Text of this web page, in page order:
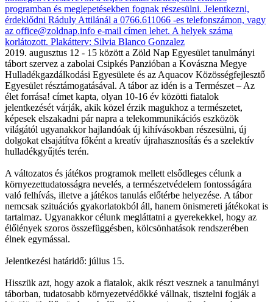
2019. augusztus 12 - 15 között a Zöld Nap Egyesület tanulmányi
tábort szervez a zabolai Csipkés Panzióban a Kovászna Megye
Hulladékgazdálkodási Egyesülete és az Aquacov Közösségfejlesztő
Egyesület résztámogatásával. A tábor az idén is a Természet – Az
élet forrása! címet kapta, olyan 10-16 év közötti fiatalok
jelentkezését várják, akik közel érzik magukhoz a természetet,
képesek elszakadni pár napra a telekommunikációs eszközök
világától ugyanakkor hajlandóak új kihívásokban részesülni, új
dolgokat elsajátítva főként a kreatív újrahasznosítás és a szelektív
hulladékgyűjtés terén.
A változatos és játékos programok mellett elsődleges célunk a
környezettudatosságra nevelés, a természetvédelem fontosságára
való felhívás, illetve a játékos tanulás előtérbe helyezése. A tábor
nemcsak szituációs gyakorlatokból áll, hanem önismereti játékokat is
tartalmaz. Ugyanakkor célunk megláttatni a gyerekekkel, hogy az
élőlények szoros összefüggésben, kölcsönhatások rendszerében
élnek egymással.
Jelentkezési határidő: július 15.
Hisszük azt, hogy azok a fiatalok, akik részt vesznek a tanulmányi
táborban, tudatosabb környezetvédőkké vállnak, tisztelni fogják a